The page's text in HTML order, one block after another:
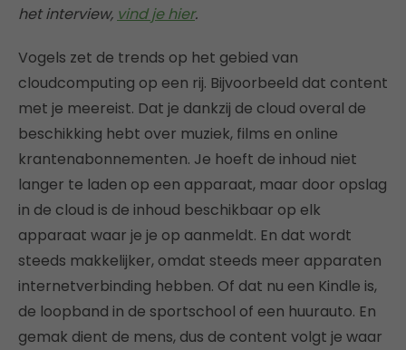
het interview, vind je hier.
Vogels zet de trends op het gebied van
cloudcomputing op een rij. Bijvoorbeeld dat content
met je meereist. Dat je dankzij de cloud overal de
beschikking hebt over muziek, films en online
krantenabonnementen. Je hoeft de inhoud niet
langer te laden op een apparaat, maar door opslag
in de cloud is de inhoud beschikbaar op elk
apparaat waar je je op aanmeldt. En dat wordt
steeds makkelijker, omdat steeds meer apparaten
internetverbinding hebben. Of dat nu een Kindle is,
de loopband in de sportschool of een huurauto. En
gemak dient de mens, dus de content volgt je waar